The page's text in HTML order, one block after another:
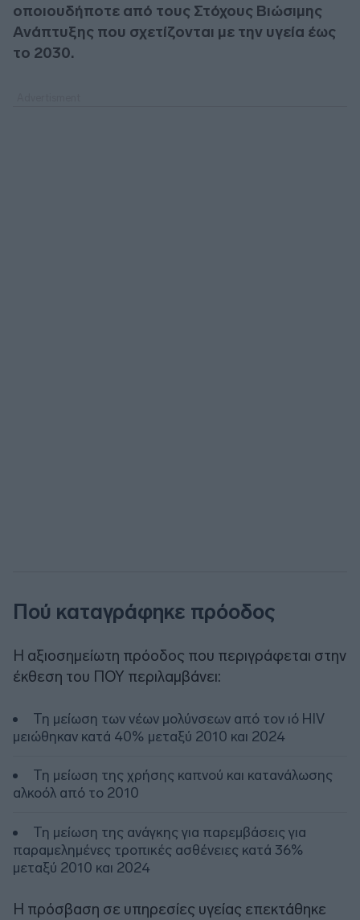
οποιουδήποτε από τους Στόχους Βιώσιμης
Ανάπτυξης που σχετίζονται με την υγεία έως
το 2030.
Πού καταγράφηκε πρόοδος
Η αξιοσημείωτη πρόοδος που περιγράφεται στην
έκθεση του ΠΟΥ περιλαμβάνει:
Τη μείωση των νέων μολύνσεων από τον ιό HIV
μειώθηκαν κατά 40% μεταξύ 2010 και 2024
Τη μείωση της χρήσης καπνού και κατανάλωσης
αλκοόλ από το 2010
Τη μείωση της ανάγκης για παρεμβάσεις για
παραμελημένες τροπικές ασθένειες κατά 36%
μεταξύ 2010 και 2024
Η πρόσβαση σε υπηρεσίες υγείας επεκτάθηκε